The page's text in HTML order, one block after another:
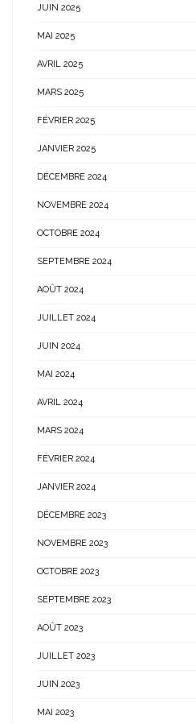
JUIN 2025
MAI 2025
AVRIL 2025
MARS 2025
FÉVRIER 2025
JANVIER 2025
DÉCEMBRE 2024
NOVEMBRE 2024
OCTOBRE 2024
SEPTEMBRE 2024
AOÛT 2024
JUILLET 2024
JUIN 2024
MAI 2024
AVRIL 2024
MARS 2024
FÉVRIER 2024
JANVIER 2024
DÉCEMBRE 2023
NOVEMBRE 2023
OCTOBRE 2023
SEPTEMBRE 2023
AOÛT 2023
JUILLET 2023
JUIN 2023
MAI 2023